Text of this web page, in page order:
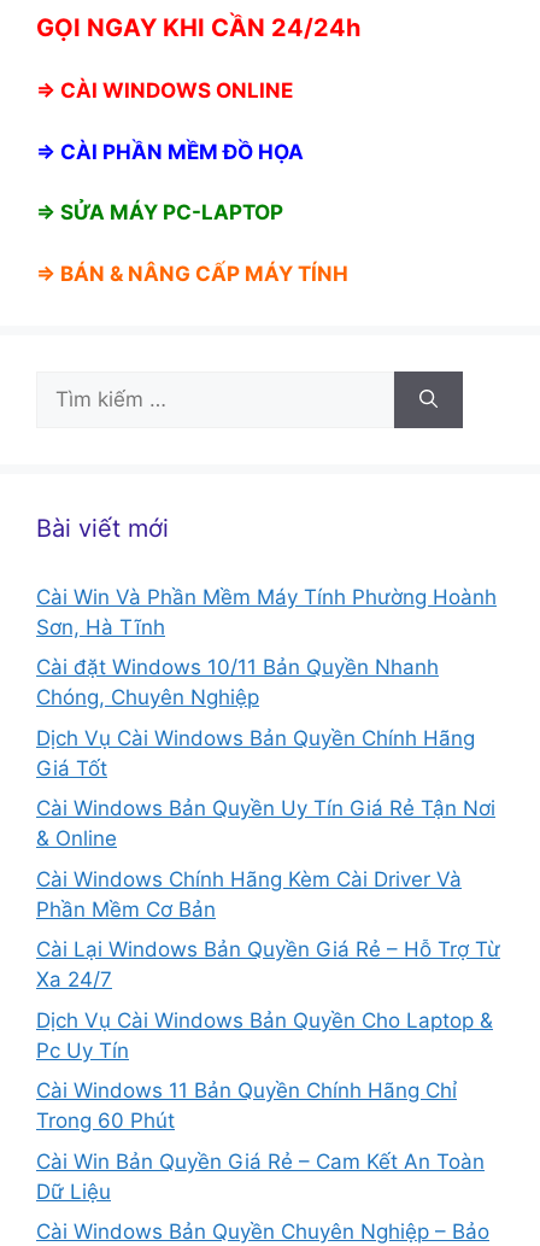
GỌI NGAY KHI CẦN 24/24h
⇒ CÀI WINDOWS ONLINE
⇒ CÀI PHẦN MỀM ĐỒ HỌA
⇒ SỬA MÁY PC-LAPTOP
⇒ BÁN & NÂNG CẤP MÁY TÍNH
Tìm
kiếm
Bài viết mới
Cài Win Và Phần Mềm Máy Tính Phường Hoành
Sơn, Hà Tĩnh
Cài đặt Windows 10/11 Bản Quyền Nhanh
Chóng, Chuyên Nghiệp
Dịch Vụ Cài Windows Bản Quyền Chính Hãng
Giá Tốt
Cài Windows Bản Quyền Uy Tín Giá Rẻ Tận Nơi
& Online
Cài Windows Chính Hãng Kèm Cài Driver Và
Phần Mềm Cơ Bản
Cài Lại Windows Bản Quyền Giá Rẻ – Hỗ Trợ Từ
Xa 24/7
Dịch Vụ Cài Windows Bản Quyền Cho Laptop &
Pc Uy Tín
Cài Windows 11 Bản Quyền Chính Hãng Chỉ
Trong 60 Phút
Cài Win Bản Quyền Giá Rẻ – Cam Kết An Toàn
Dữ Liệu
Cài Windows Bản Quyền Chuyên Nghiệp – Bảo